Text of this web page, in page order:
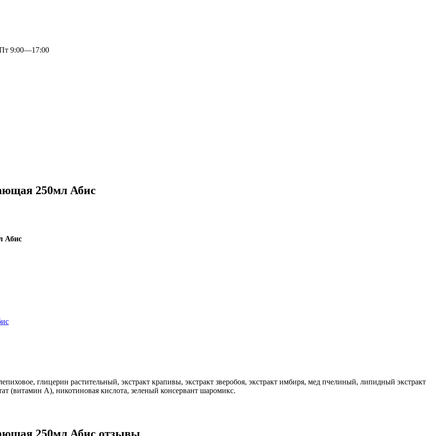
9:00—17:00
250мл Абис
Абис
глицерин растительный, экстракт крапивы, экстракт зверобоя, экстракт имбиря, мед пчелиный, липидный экстракт
(витамин А), никотиновая кислота, зеленый консервант шаромикс.